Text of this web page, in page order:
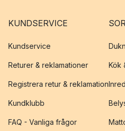
KUNDSERVICE
Kundservice
Returer & reklamationer
Registrera retur & reklamation
Kundklubb
FAQ - Vanliga frågor
Kök